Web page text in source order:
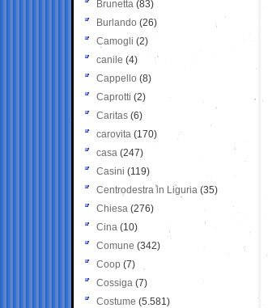
Brunetta (83)
Burlando (26)
Camogli (2)
canile (4)
Cappello (8)
Caprotti (2)
Caritas (6)
carovita (170)
casa (247)
Casini (119)
Centrodestra in Liguria (35)
Chiesa (276)
Cina (10)
Comune (342)
Coop (7)
Cossiga (7)
Costume (5.581)